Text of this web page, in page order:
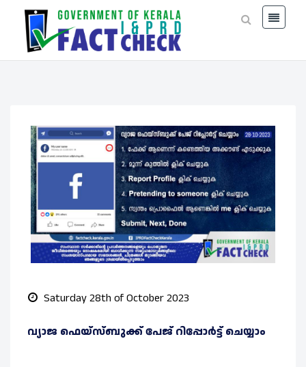
Saturday 28th of October 2023
വ്യാജ ഫെയ്സ്ബുക്ക് പേജ് റിപ്പോര്‍ട്ട് ചെയ്യാം